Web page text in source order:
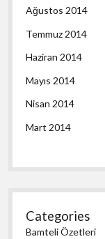
Ağustos 2014
Temmuz 2014
Haziran 2014
Mayıs 2014
Nisan 2014
Mart 2014
Categories
Bamteli Özetleri